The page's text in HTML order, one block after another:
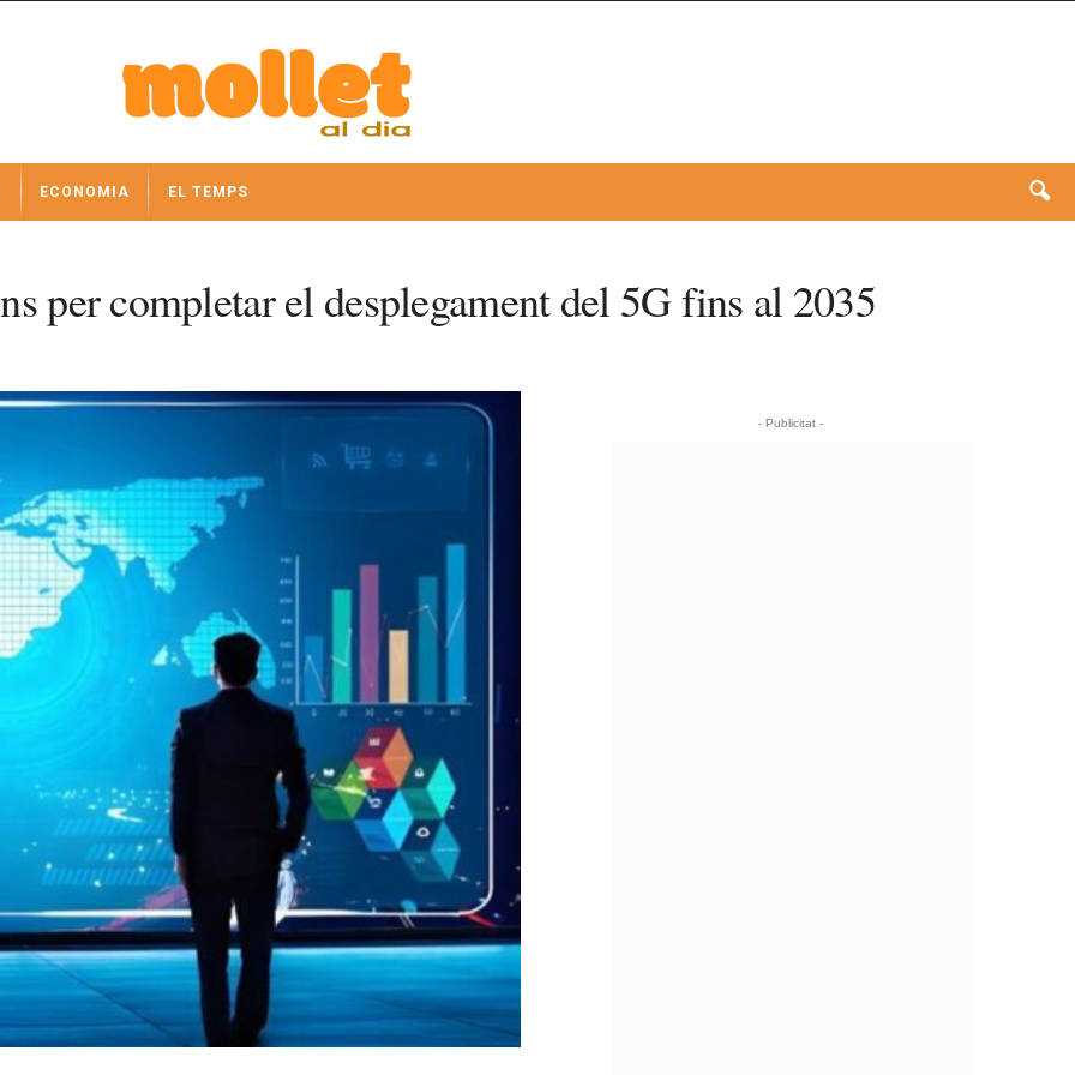
ECONOMIA EL TEMPS
per completar el desplegament del 5G fins al 2035
- Publicitat -